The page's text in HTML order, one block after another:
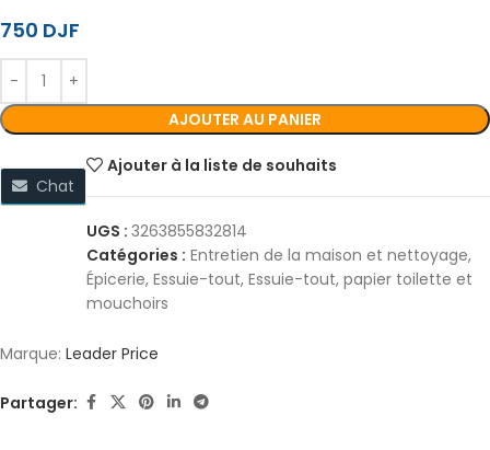
750 DJF
AJOUTER AU PANIER
Ajouter à la liste de souhaits
Chat
UGS : 3263855832814
Catégories : Entretien de la maison et nettoyage,
Épicerie, Essuie-tout, Essuie-tout, papier toilette et
mouchoirs
Marque: Leader Price
Partager: